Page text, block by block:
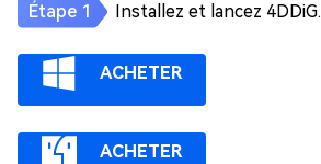
Installez et lancez 4DDiG.
ACHETER
ACHETER